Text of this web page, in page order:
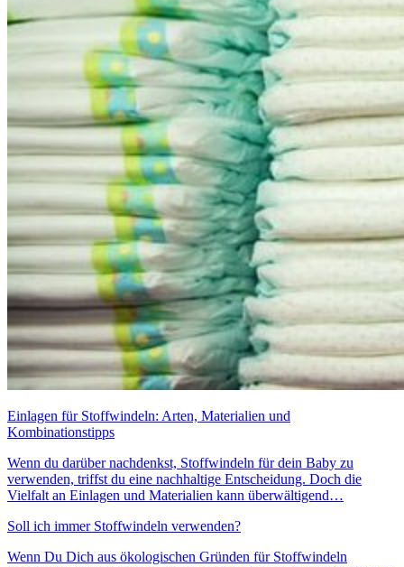
Einlagen für Stoffwindeln: Arten, Materialien und
Kombinationstipps
Wenn du darüber nachdenkst, Stoffwindeln für dein Baby zu
verwenden, triffst du eine nachhaltige Entscheidung. Doch die
Vielfalt an Einlagen und Materialien kann überwältigend…
Soll ich immer Stoffwindeln verwenden?
Wenn Du Dich aus ökologischen Gründen für Stoffwindeln